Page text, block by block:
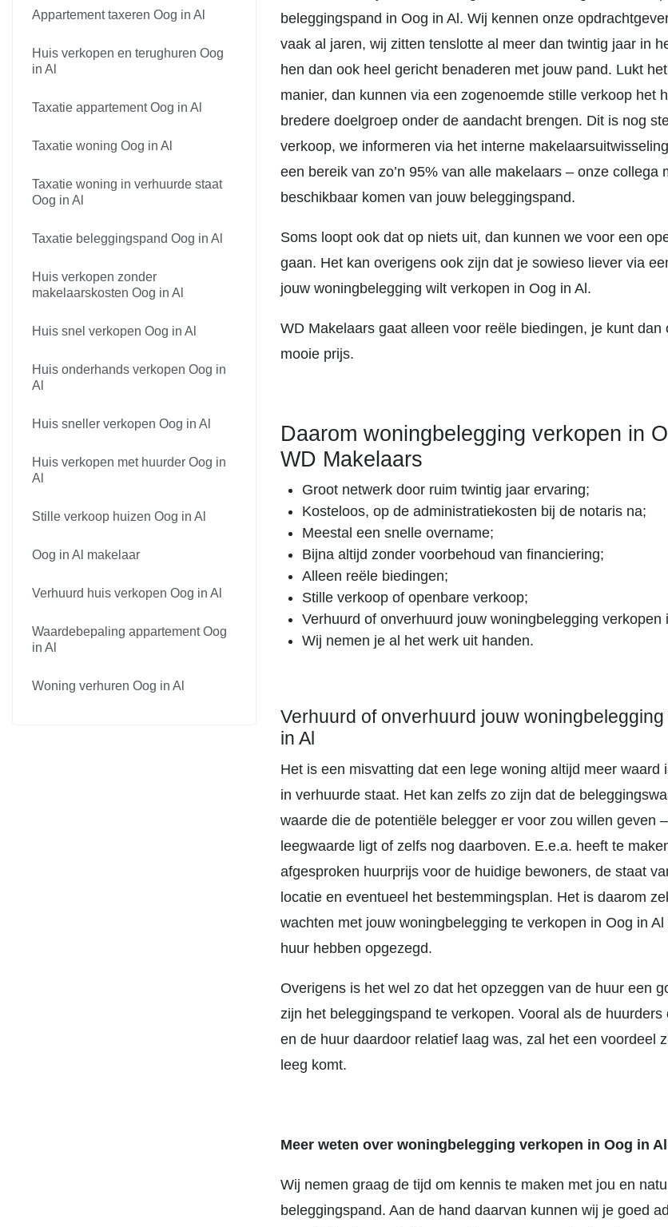
Appartement taxeren Oog in Al
Huis verkopen en terughuren Oog
in Al
Taxatie appartement Oog in Al
Taxatie woning Oog in Al
Taxatie woning in verhuurde staat
Oog in Al
Taxatie beleggingspand Oog in Al
Huis verkopen zonder
makelaarskosten Oog in Al
Huis snel verkopen Oog in Al
Huis onderhands verkopen Oog in
Al
Huis sneller verkopen Oog in Al
Huis verkopen met huurder Oog in
Al
Stille verkoop huizen Oog in Al
Oog in Al makelaar
Verhuurd huis verkopen Oog in Al
Waardebepaling appartement Oog
in Al
Woning verhuren Oog in Al
beleggingspand in Oog in Al. Wij kennen onze
vaak al jaren, wij zitten tenslotte al meer dan twintig jaar in
hen dan ook heel gericht benaderen met jouw pand. Lukt
manier, dan kunnen via een zogenoemde stille verkoop het
bredere doelgroep onder de aandacht brengen. Dit is nog
verkoop, we informeren via het interne
een bereik van zo’n 95% van alle makelaars – onze collega
beschikbaar komen van jouw beleggingspand.
Soms loopt ook dat op niets uit, dan kunnen we voor een
gaan. Het kan overigens ook zijn dat je sowieso liever via
jouw woningbelegging wilt verkopen in Oog in Al.
WD Makelaars gaat alleen voor reële biedingen, je kunt dan
mooie prijs.
Daarom woningbelegging verkopen in
WD Makelaars
Groot netwerk door ruim twintig jaar ervaring;
Kosteloos, op de administratiekosten bij de notaris na;
Meestal een snelle overname;
Bijna altijd zonder voorbehoud van financiering;
Alleen reële biedingen;
Stille verkoop of openbare verkoop;
Verhuurd of onverhuurd jouw woningbelegging verkopen
Wij nemen je al het werk uit handen.
Verhuurd of onverhuurd jouw
in Al
Het is een misvatting dat een lege woning altijd meer waard
in verhuurde staat. Het kan zelfs zo zijn dat de
waarde die de potentiële belegger er voor zou willen geven
leegwaarde ligt of zelfs nog daarboven. E.e.a. heeft te
afgesproken huurprijs voor de huidige bewoners, de staat
locatie en eventueel het bestemmingsplan. Het is daarom
wachten met jouw woningbelegging te verkopen in Oog in
huur hebben opgezegd.
Overigens is het wel zo dat het opzeggen van de huur een
zijn het beleggingspand te verkopen. Vooral als de huurders
en de huur daardoor relatief laag was, zal het een voordeel
leeg komt.
Meer weten over woningbelegging verkopen in Oog in
Wij nemen graag de tijd om kennis te maken met jou en
beleggingspand. Aan de hand daarvan kunnen wij je goed